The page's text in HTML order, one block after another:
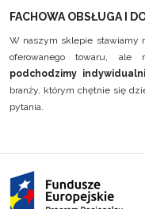
FACHOWA OBSŁUGA I
W naszym sklepie stawiamy
oferowanego towaru, ale
podchodzimy
branży, którym chętnie się
pytania.